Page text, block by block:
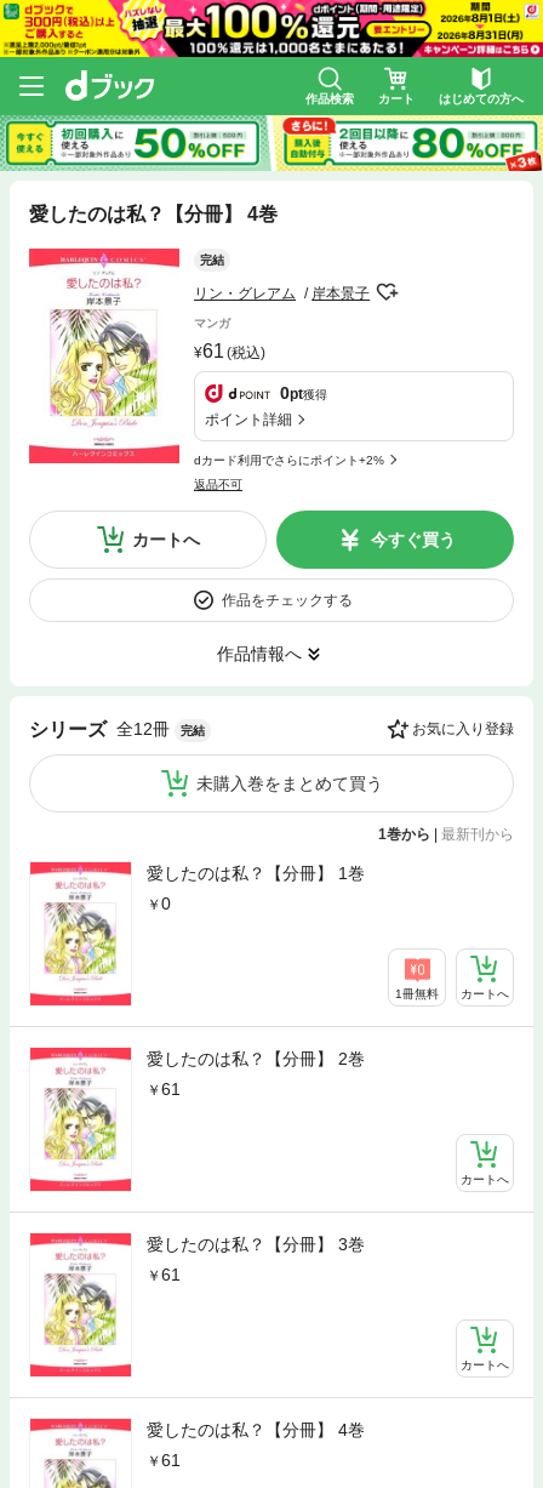
作品検索 カート はじめての方へ
愛したのは私？【分冊】 4巻
完結
リン・グレアム 岸本景子
マンガ
61 (税込)
0pt獲得
ポイント詳細
dカード利用でさらにポイント+2%
返品不可
カートへ 今すぐ買う
作品をチェックする
作品情報へ
シリーズ 全12冊 完結 お気に入り登録
未購入巻をまとめて買う
1巻から 最新刊から
愛したのは私？【分冊】 1巻
0
1冊無料 カートへ
愛したのは私？【分冊】 2巻
61
カートへ
愛したのは私？【分冊】 3巻
61
カートへ
愛したのは私？【分冊】 4巻
61